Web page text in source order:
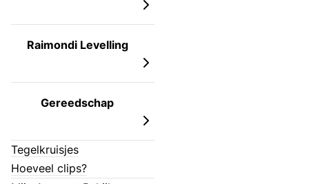
Raimondi Levelling
Gereedschap
Tegelkruisjes
Hoeveel clips?